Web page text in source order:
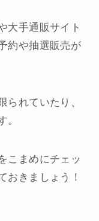
大手通販サイト
約や抽選販売が
られていたり、
。
こまめにチェッ
おきましょう！